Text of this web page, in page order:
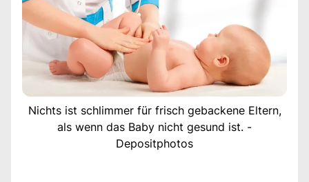
Nichts ist schlimmer für frisch gebackene Eltern,
als wenn das Baby nicht gesund ist. -
Depositphotos